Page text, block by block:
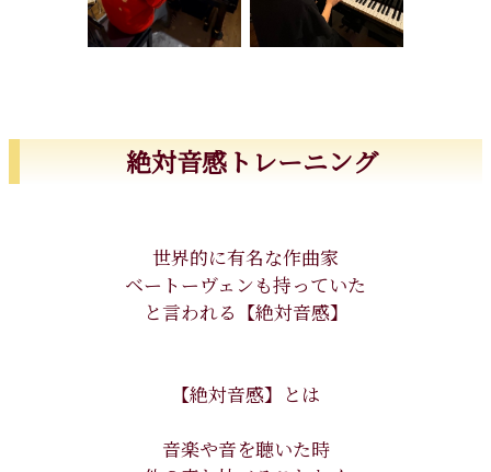
絶対音感トレーニング
世界的に有名な作曲家
ベートーヴェンも持っていた
と言われる【絶対音感】
【絶対音感】とは
音楽や音を聴いた時